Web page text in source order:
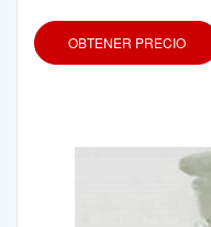
OBTENER PRECIO